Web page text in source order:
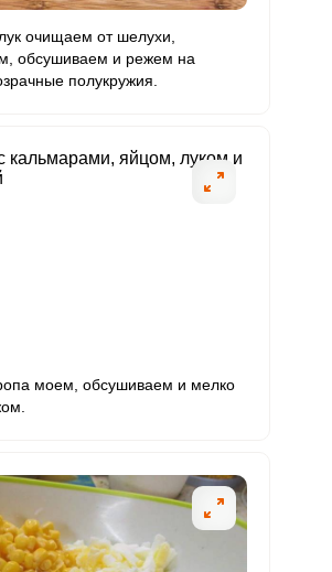
очищаем от шелухи,
обсушиваем и режем на
полукружия.
моем, обсушиваем и мелко